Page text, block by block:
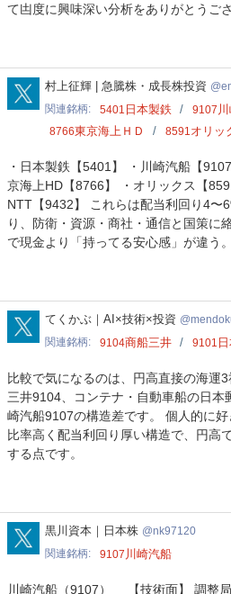
て凷度に興味深い分析をありがとうご
emi20220730
村上征輝 | 急騰株・成長株投資
関連銘柄
5401 日本製鉄 9107
8766東京海上ＨＤ 8591オリッ
・日本製鉄【5401】 ・川崎汽船【
京海上HD【8766】 ・オリックス【
NTT【9432】 これらは配当利回り4〜
り、防衛・資源・商社・通信と国策に
で現金より「持ってる安心感」が違う。
mendokusai_dev
てくかぶ｜AI×技術×投資
関連銘柄
9104商船三井 9101
比較で気になるのは、円高直接の海運
三井9104、コンテナ・自動車船の日本
崎汽船9107の構造差です。 個人的に
比率高く配当利回り厚い構造で、円高
する点です。
nk97120
黒川資本｜日本株 nk97120
関連銘柄
9107 川崎汽船
川崎汽船（9107） 【技術面】 調整